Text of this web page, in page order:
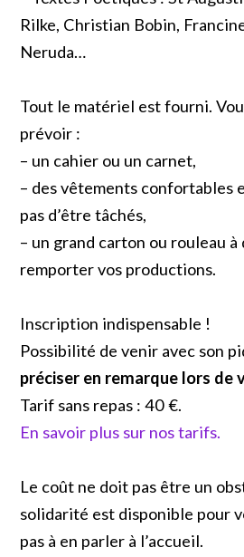
Rilke, Christian Bobin,
Neruda…
Tout le matériel est fourni.
prévoir :
– un cahier ou un carnet,
– des vêtements confortables
pas d’être tâchés,
– un grand carton ou rouleau
remporter vos productions.
Inscription indispensable !
Possibilité de venir avec son
préciser en remarque lors de
Tarif sans repas : 40 €.
En savoir plus sur nos tarifs.
Le coût ne doit pas être un
solidarité est disponible pour
pas à en parler à l’accueil.